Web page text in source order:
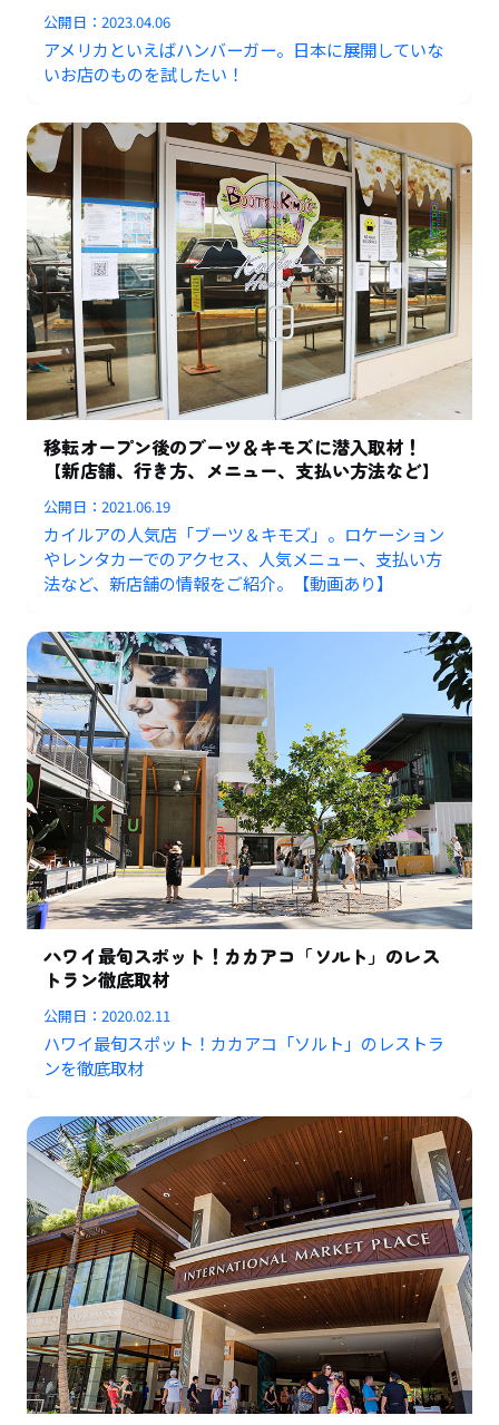
公開日：2023.04.06
アメリカといえばハンバーガー。日本に展開していな
いお店のものを試したい！
移転オープン後のブーツ＆キモズに潜入取材！
【新店舗、行き方、メニュー、支払い方法など】
公開日：2021.06.19
カイルアの人気店「ブーツ＆キモズ」。ロケーション
やレンタカーでのアクセス、人気メニュー、支払い方
法など、新店舗の情報をご紹介。【動画あり】
ハワイ最旬スポット！カカアコ「ソルト」のレス
トラン徹底取材
公開日：2020.02.11
ハワイ最旬スポット！カカアコ「ソルト」のレストラ
ンを徹底取材